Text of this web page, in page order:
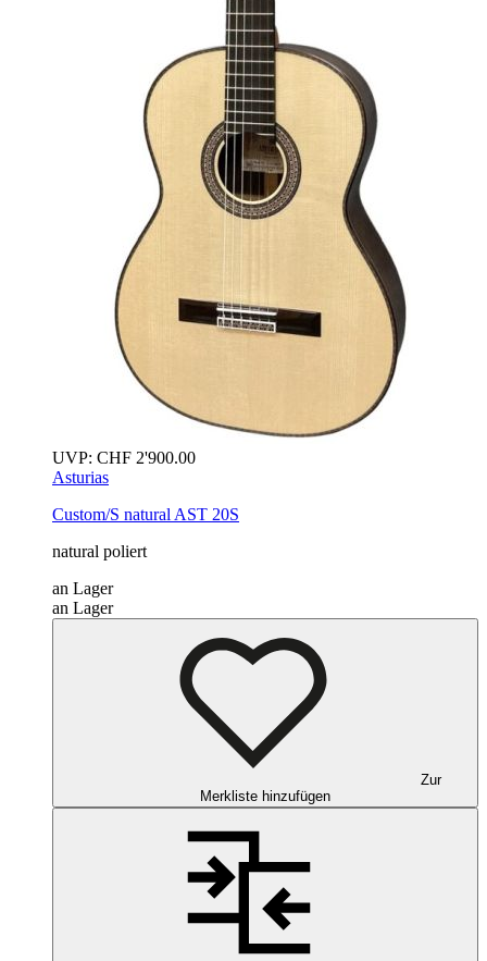
UVP: CHF 2'900.00
Asturias
Custom/S natural AST 20S
natural poliert
an Lager
an Lager
Zur
Merkliste hinzufügen